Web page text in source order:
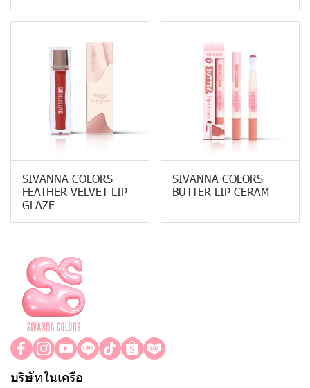
SIVANNA COLORS
FEATHER VELVET LIP
GLAZE
SIVANNA COLORS
BUTTER LIP CERAM
บริษัทในเครือ